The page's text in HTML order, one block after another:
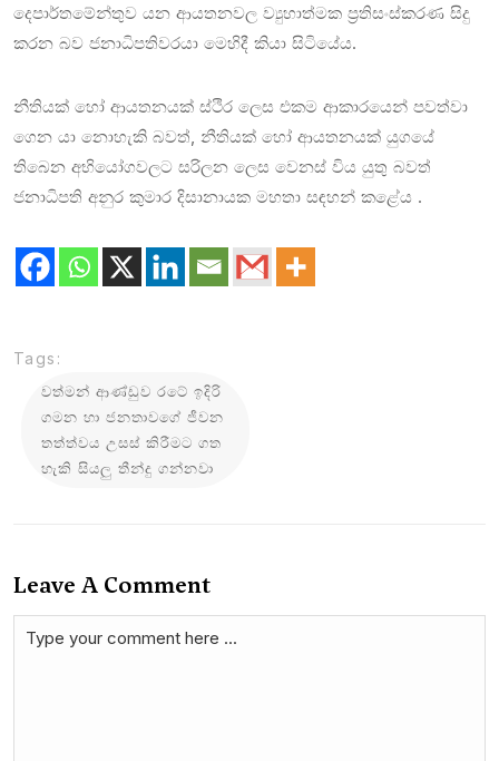
දෙපාර්තමේන්තුව යන ආයතනවල ව්‍යුහාත්මක ප්‍රතිසංස්කරණ සිදු
කරන බව ජනාධිපතිවරයා මෙහිදී කියා සිටියේය.
නීතියක් හෝ ආයතනයක් ස්ථිර ලෙස එකම ආකාරයෙන් පවත්වා
ගෙන යා නොහැකි බවත්, නීතියක් හෝ ආයතනයක් යුගයේ
තිබෙන අභියෝගවලට සරිලන ලෙස වෙනස් විය යුතු බවත්
ජනාධිපති අනුර කුමාර දිසානායක මහතා සඳහන් කළේය .
Tags:
වත්මන් ආණ්ඩුව රටේ ඉදිරි
ගමන හා ජනතාවගේ ජීවන
තත්ත්වය උසස් කිරීමට ගත
හැකි සියලු තීන්දු ගන්නවා
Leave A Comment